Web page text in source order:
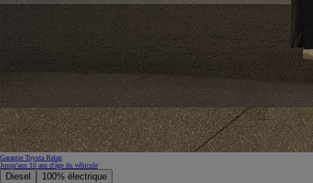
Garantie Toyota Relax
Jusqu'aux 10 ans d'âge du véhicule
Diesel 100% électrique